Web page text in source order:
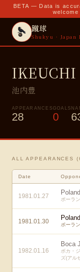
BETA — Data is
welcome
蹴球
Shukyu · Japan
池内豊
APPEARANCES
28
GOALS
0
ALL APPEARANCES (
Date
1981.01.27 ポーラ
1981.01.30 ポーラ
1982.01.16
Boca
ボカ・
ズ(アル